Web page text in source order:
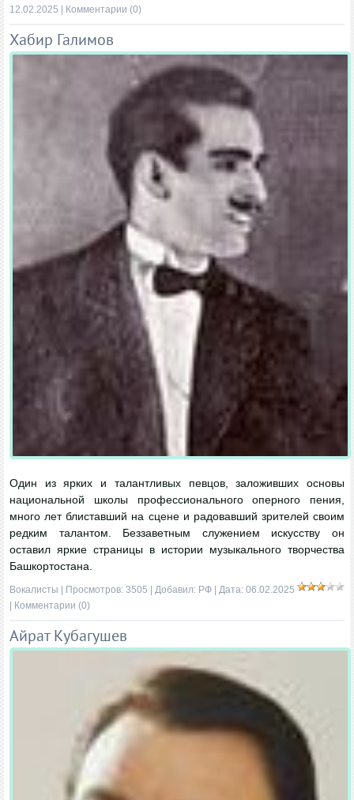
12.02.2025
Комментарии (0)
Хабир Галимов
Один из ярких и талантливых певцов, заложивших основы
национальной школы профессионального оперного пения,
много лет блиставший на сцене и радовавший зрителей своим
редким талантом. Беззаветным служением искусству он
оставил яркие страницы в истории музыкального творчества
Башкортостана.
Вокалисты | Просмотров: 3505 | Добавил: РФ | Дата: 06.02.2025
Комментарии (0)
Айрат Кубагушев